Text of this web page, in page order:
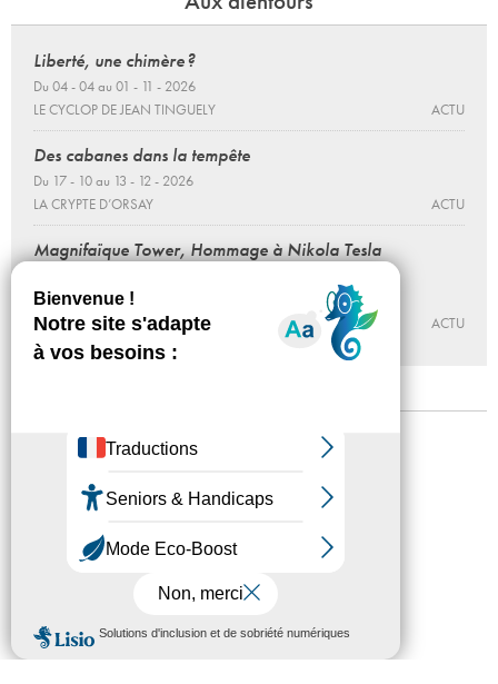
Liberté, une chimère ?
Du 04 - 04 au 01 - 11 - 2026
LE CYCLOP DE JEAN TINGUELY
ACTU
Des cabanes dans la tempête
Du 17 - 10 au 13 - 12 - 2026
LA CRYPTE D’ORSAY
ACTU
Magnifaïque Tower, Hommage à Nikola Tesla
Jusqu'au 16 - 10 - 2026
LA CRYPTE D’ORSAY
ACTU
Accessibilité
Presse